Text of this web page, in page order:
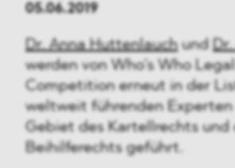
05.06.2019
Dr. Anna Huttenlauchund
werden von Who’s Who Legal:
Competition erneut in der
weltweit führenden
Gebiet des Kartellrechts und
Beihilferechts geführt.